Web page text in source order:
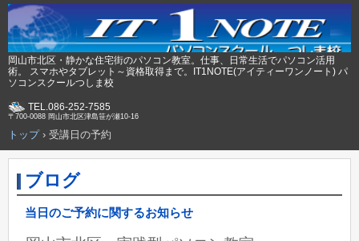
岡山市北区・静かな住宅街のパソコン教室。仕事、日常生活でパソコン活用
術。 スマホやタブレット～資格取得まで。IT1NOTE(アイティーワンノート) パ
ソコンスクールつしま校
TEL.086-252-7585
〒700-0088 岡山市北区津島笹が瀬10-16
トップ› 受講日の予約
ブログ
当日のご予約に関するお知らせ